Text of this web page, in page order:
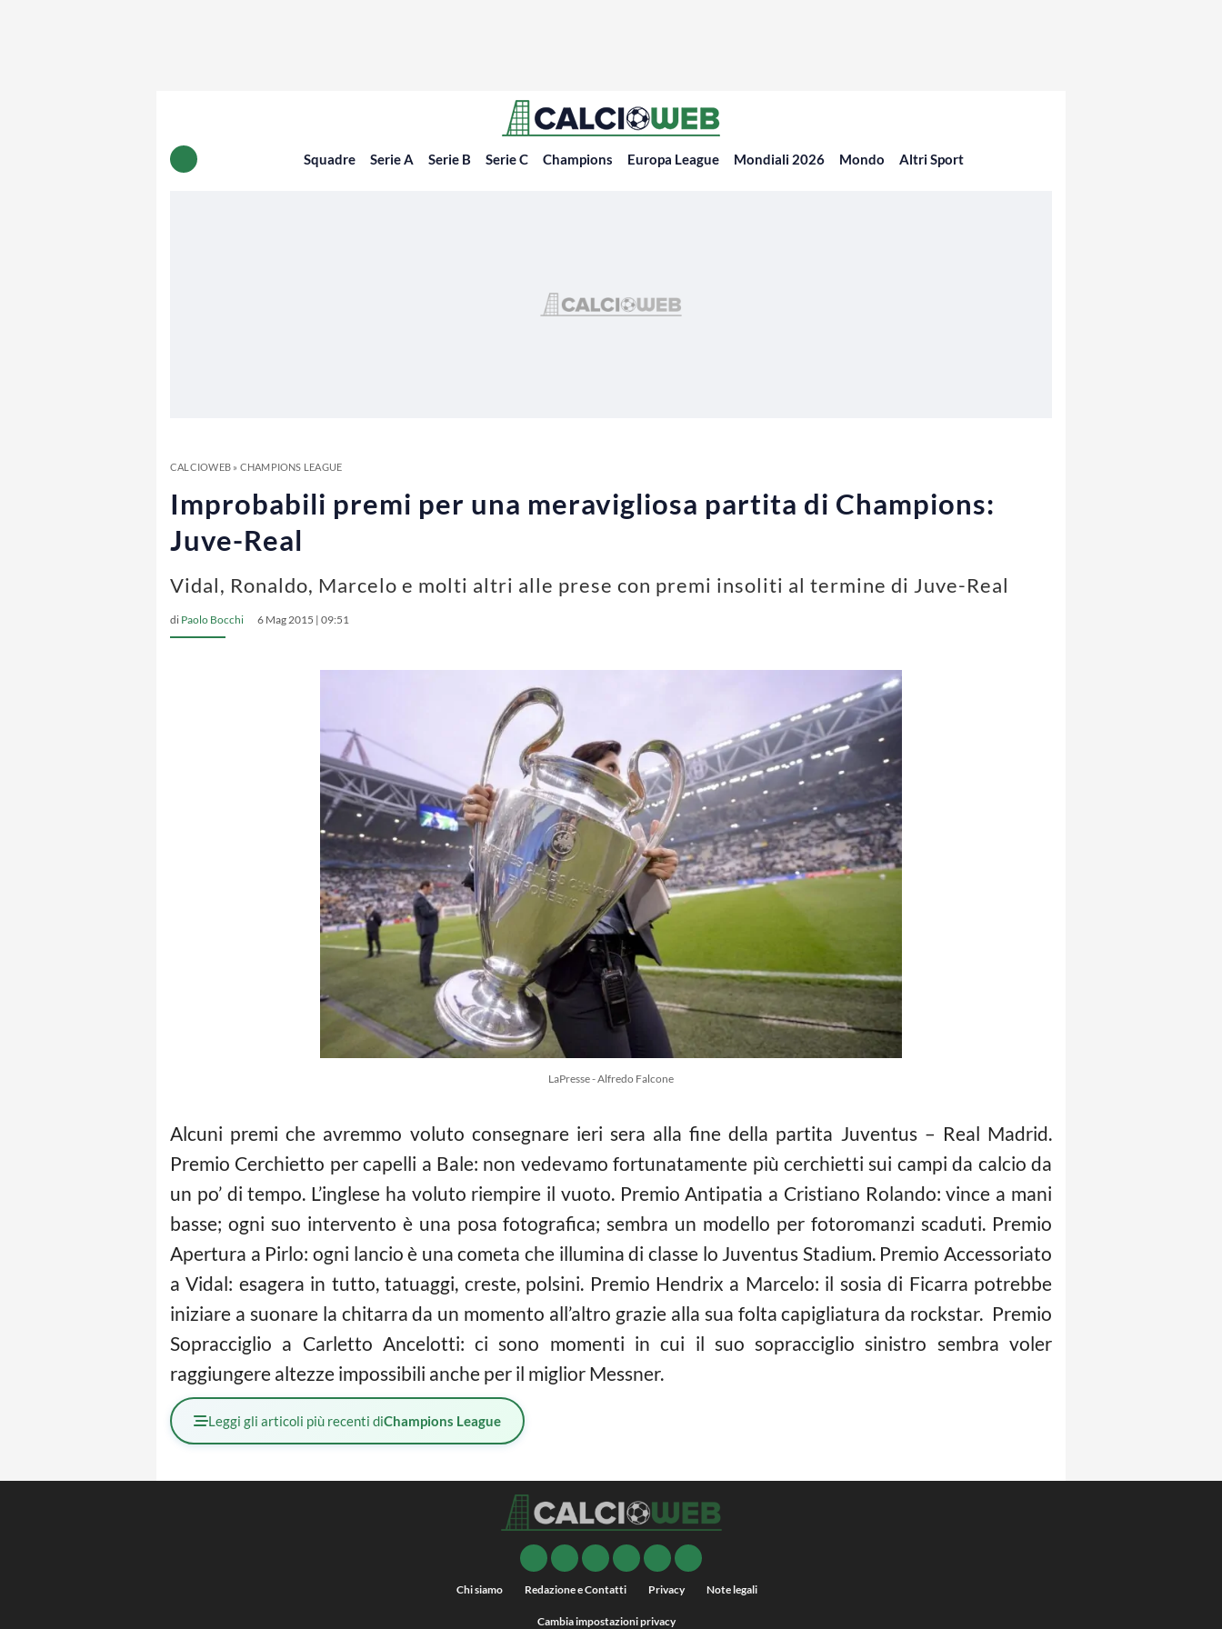
Squadre Serie A Serie B Serie C Champions Europa League Mondiali 2026 Mondo Altri Sport
CALCIOWEB» CHAMPIONS LEAGUE
Improbabili premi per una meravigliosa partita di Champions:
Juve-Real
Vidal, Ronaldo, Marcelo e molti altri alle prese con premi insoliti al termine di Juve-Real
di Paolo Bocchi 6 Mag 2015 | 09:51
LaPresse - Alfredo Falcone
Alcuni premi che avremmo voluto consegnare ieri sera alla fine della partita Juventus – Real Madrid.
Premio Cerchietto per capelli a Bale: non vedevamo fortunatamente più cerchietti sui campi da calcio da
un po’ di tempo. L’inglese ha voluto riempire il vuoto. Premio Antipatia a Cristiano Rolando: vince a mani
basse; ogni suo intervento è una posa fotografica; sembra un modello per fotoromanzi scaduti. Premio
Apertura a Pirlo: ogni lancio è una cometa che illumina di classe lo Juventus Stadium. Premio Accessoriato
a Vidal: esagera in tutto, tatuaggi, creste, polsini. Premio Hendrix a Marcelo: il sosia di Ficarra potrebbe
iniziare a suonare la chitarra da un momento all’altro grazie alla sua folta capigliatura da rockstar. Premio
Sopracciglio a Carletto Ancelotti: ci sono momenti in cui il suo sopracciglio sinistro sembra voler
raggiungere altezze impossibili anche per il miglior Messner.
Leggi gli articoli più recenti diChampions League
Chi siamo Redazione e Contatti Privacy Note legali
Cambia impostazioni privacy